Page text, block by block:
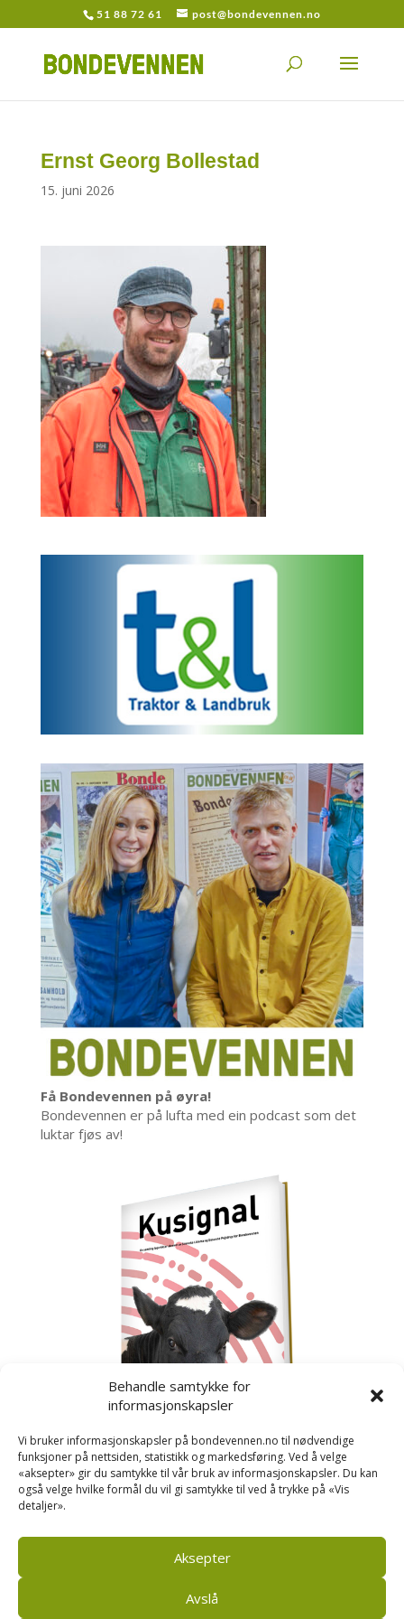
Behandle samtykke for
informasjonskapsler
Vi bruker informasjonskapsler på bondevennen.no til nødvendige
funksjoner på nettsiden, statistikk og markedsføring. Ved å velge
«aksepter» gir du samtykke til vår bruk av informasjonskapsler. Du kan
også velge hvilke formål du vil gi samtykke til ved å trykke på «Vis
detaljer».
Aksepter
Avslå
51 88 72 61 post@bondevennen.no
Ernst Georg Bollestad
15. juni 2026
Få Bondevennen på øyra!
Bondevennen er på lufta med ein podcast som det
luktar fjøs av!
Kusignal